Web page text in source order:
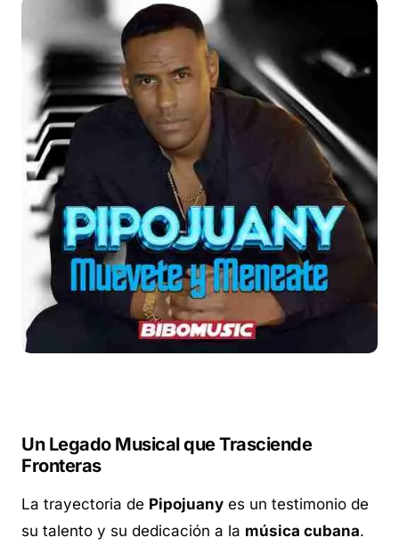
Un Legado Musical que Trasciende
Fronteras
La trayectoria de Pipojuany es un testimonio de
su talento y su dedicación a la música cubana.